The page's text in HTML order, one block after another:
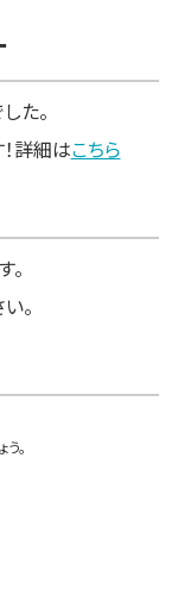
た。
詳細はこちら
。
。